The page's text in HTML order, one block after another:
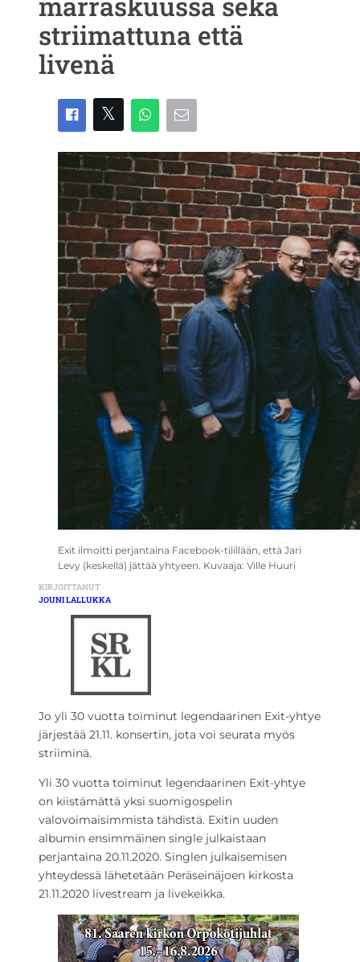
striimattuna että
livenä
Exit ilmoitti perjantaina Facebook-tilillään, että Jari
Levy (keskellä) jättää yhtyeen. Kuvaaja: Ville Huuri
KIRJOITTANUT
JOUNI LALLUKKA
Jo yli 30 vuotta toiminut legendaarinen Exit-yhtye
järjestää 21.11. konsertin, jota voi seurata myös
striiminä.
Yli 30 vuotta toiminut legendaarinen Exit-yhtye
on kiistämättä yksi suomigospelin
valovoimaisimmista tähdistä. Exitin uuden
albumin ensimmäinen single julkaistaan
perjantaina 20.11.2020. Singlen julkaisemisen
yhteydessä lähetetään Peräseinäjoen kirkosta
21.11.2020 livestream ja livekeikka.